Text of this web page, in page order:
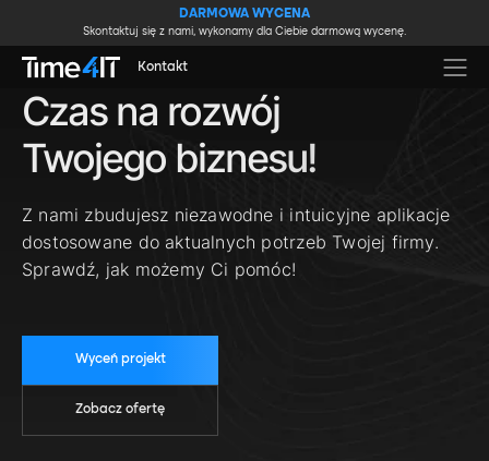
DARMOWA WYCENA
Skontaktuj się z nami, wykonamy dla Ciebie darmową wycenę.
Kontakt
Czas na rozwój
Twojego biznesu!
Z nami zbudujesz niezawodne i intuicyjne aplikacje
dostosowane do aktualnych potrzeb Twojej firmy.
Sprawdź, jak możemy Ci pomóc!
Wyceń projekt
Zobacz ofertę